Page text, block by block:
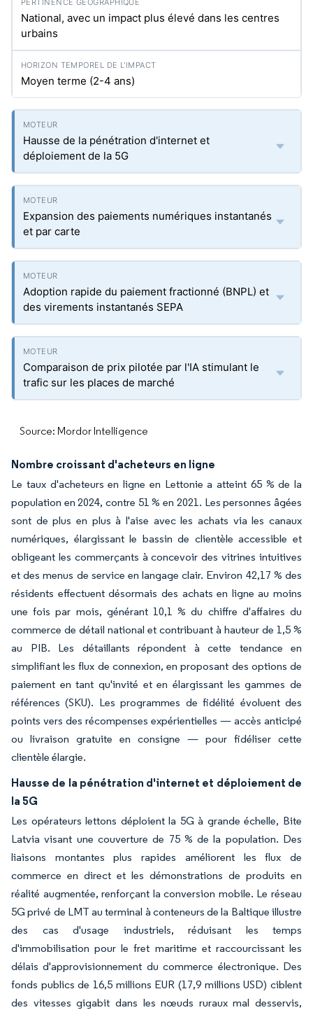
National, avec un impact plus élevé dans les centres
urbains
Moyen terme (2-4 ans)
Hausse de la pénétration d'internet et
déploiement de la 5G
Expansion des paiements numériques instantanés
et par carte
Adoption rapide du paiement fractionné (BNPL) et
des virements instantanés SEPA
Comparaison de prix pilotée par l'IA stimulant le
trafic sur les places de marché
Source: Mordor Intelligence
Nombre croissant d'acheteurs en ligne
Le taux d'acheteurs en ligne en Lettonie a atteint 65 % de la
population en 2024, contre 51 % en 2021. Les personnes âgées
sont de plus en plus à l'aise avec les achats via les canaux
numériques, élargissant le bassin de clientèle accessible et
obligeant les commerçants à concevoir des vitrines intuitives
et des menus de service en langage clair. Environ 42,17 % des
résidents effectuent désormais des achats en ligne au moins
une fois par mois, générant 10,1 % du chiffre d'affaires du
commerce de détail national et contribuant à hauteur de 1,5 %
au PIB. Les détaillants répondent à cette tendance en
simplifiant les flux de connexion, en proposant des options de
paiement en tant qu'invité et en élargissant les gammes de
références (SKU). Les programmes de fidélité évoluent des
points vers des récompenses expérientielles — accès anticipé
ou livraison gratuite en consigne — pour fidéliser cette
clientèle élargie.
Hausse de la pénétration d'internet et déploiement de
la 5G
Les opérateurs lettons déploient la 5G à grande échelle, Bite
Latvia visant une couverture de 75 % de la population. Des
liaisons montantes plus rapides améliorent les flux de
commerce en direct et les démonstrations de produits en
réalité augmentée, renforçant la conversion mobile. Le réseau
5G privé de LMT au terminal à conteneurs de la Baltique illustre
des cas d'usage industriels, réduisant les temps
d'immobilisation pour le fret maritime et raccourcissant les
délais d'approvisionnement du commerce électronique. Des
fonds publics de 16,5 millions EUR (17,9 millions USD) ciblent
des vitesses gigabit dans les nœuds ruraux mal desservis,